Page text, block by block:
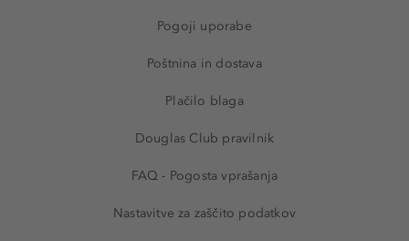
Pogoji uporabe
Poštnina in dostava
Plačilo blaga
Douglas Club pravilnik
FAQ - Pogosta vprašanja
Nastavitve za zaščito podatkov